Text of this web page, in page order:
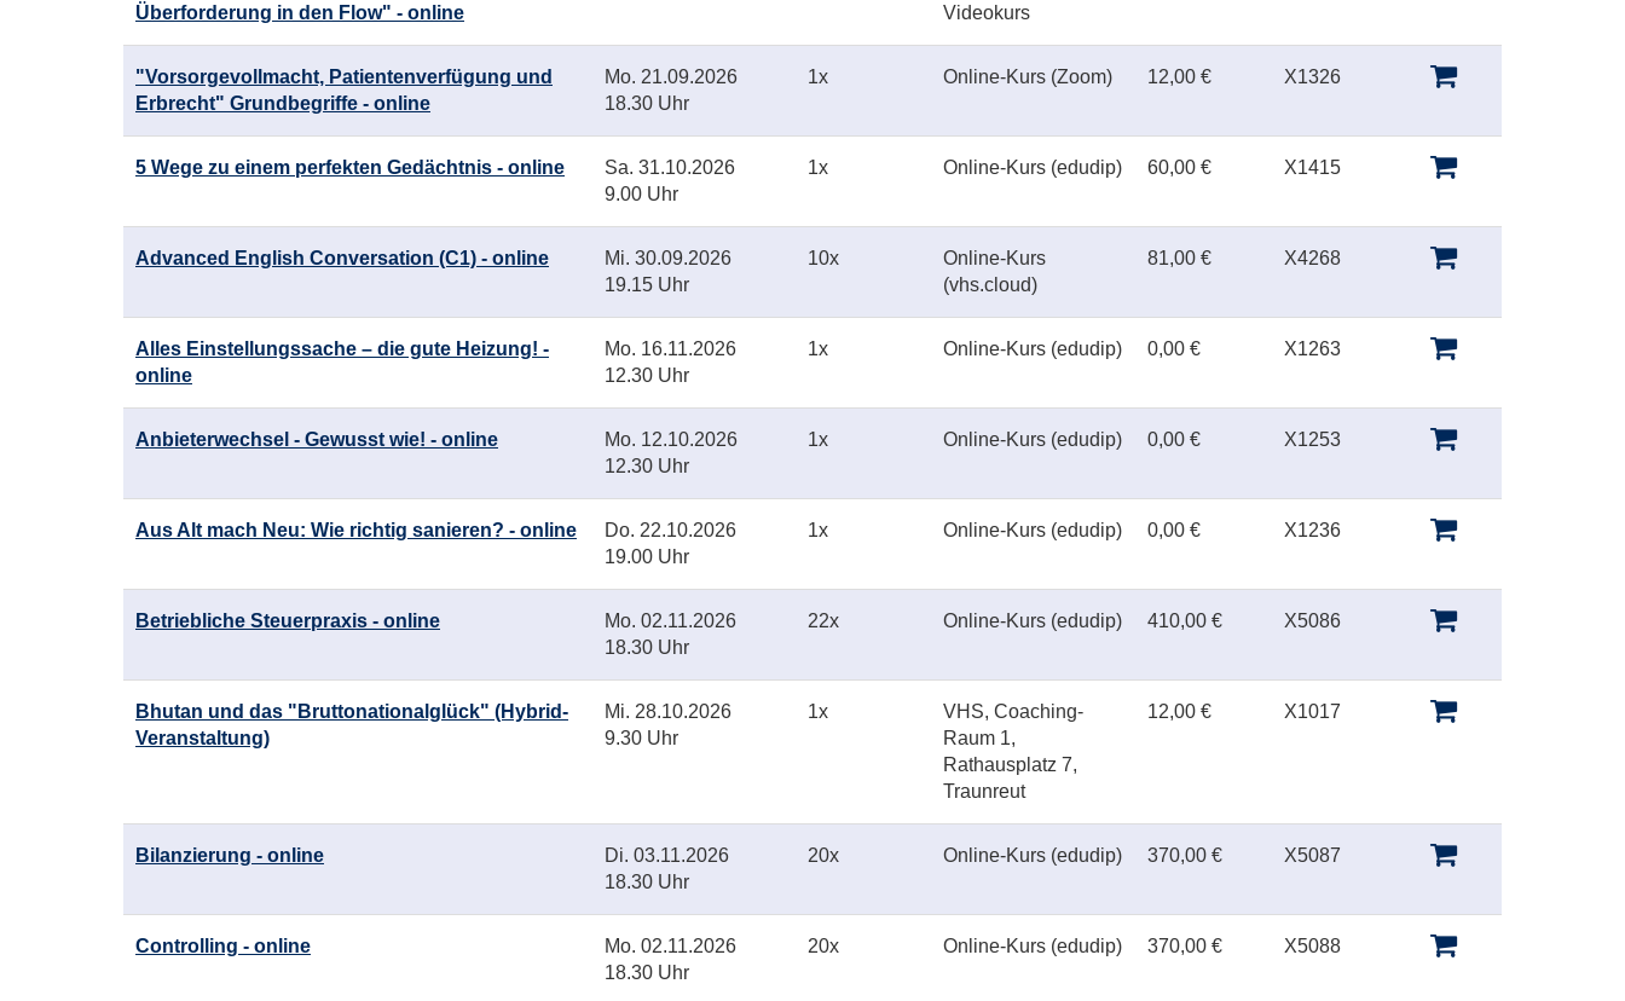
Überforderung in den Flow" - online
Videokurs
"Vorsorgevollmacht, Patientenverfügung und
Erbrecht" Grundbegriffe - online
Mo. 21.09.2026
18.30 Uhr
1x Online-Kurs (Zoom) 12,00 € X1326
5 Wege zu einem perfekten Gedächtnis - online Sa. 31.10.2026
9.00 Uhr
1x Online-Kurs (edudip) 60,00 € X1415
Advanced English Conversation (C1) - online Mi. 30.09.2026
19.15 Uhr
10x
Online-Kurs
(vhs.cloud)
81,00 € X4268
Alles Einstellungssache – die gute Heizung! -
online
Mo. 16.11.2026
12.30 Uhr
1x Online-Kurs (edudip) 0,00 € X1263
Anbieterwechsel - Gewusst wie! - online Mo. 12.10.2026
12.30 Uhr
1x Online-Kurs (edudip) 0,00 € X1253
Aus Alt mach Neu: Wie richtig sanieren? - online Do. 22.10.2026
19.00 Uhr
1x Online-Kurs (edudip) 0,00 € X1236
Betriebliche Steuerpraxis - online Mo. 02.11.2026
18.30 Uhr
22x Online-Kurs (edudip) 410,00 € X5086
Bhutan und das "Bruttonationalglück" (Hybrid-
Veranstaltung)
Mi. 28.10.2026
9.30 Uhr
1x
VHS, Coaching-
Raum 1,
Rathausplatz 7,
Traunreut
12,00 € X1017
Bilanzierung - online Di. 03.11.2026
18.30 Uhr
20x Online-Kurs (edudip) 370,00 € X5087
Controlling - online Mo. 02.11.2026
18.30 Uhr
20x Online-Kurs (edudip) 370,00 € X5088